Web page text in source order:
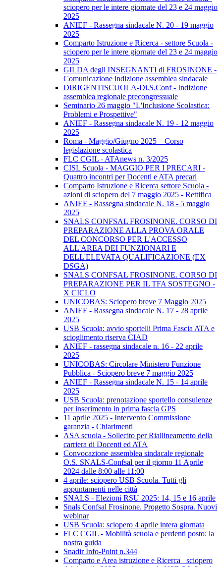
sciopero per le intere giornate del 23 e 24 maggio
2025
ANIEF - Rassegna sindacale N. 20 - 19 maggio
2025
Comparto Istruzione e Ricerca - settore Scuola -
sciopero per le intere giornate del 23 e 24 maggio
2025
GILDA degli INSEGNANTI di FROSINONE -
Comunicazione indizione assemblea sindacale
DIRIGENTISCUOLA-Di.S.Conf - Indizione
assemblea regionale precongressuale
Seminario 26 maggio "L'Inclusione Scolastica:
Problemi e Prospettive"
ANIEF - Rassegna sindacale N. 19 - 12 maggio
2025
Roma - Maggio/Giugno 2025 – Corso
legislazione scolastica
FLC CGIL - ATAnews n. 3/2025
CISL Scuola - MAGGIO PER I PRECARI -
Quattro incontri per Docenti e ATA precari
Comparto Istruzione e Ricerca settore Scuola -
azioni di sciopero del 7 maggio 2025 - Rettifica
ANIEF - Rassegna sindacale N. 18 - 5 maggio
2025
SNALS CONFSAL FROSINONE. CORSO DI
PREPARAZIONE ALLA PROVA ORALE
DEL CONCORSO PER L'ACCESSO
ALL'AREA DEI FUNZIONARI E
DELL'ELEVATA QUALIFICAZIONE (EX
DSGA)
SNALS CONFSAL FROSINONE. CORSO DI
PREPARAZIONE PER IL TFA SOSTEGNO -
X CICLO
UNICOBAS: Sciopero breve 7 Maggio 2025
ANIEF - Rassegna sindacale N. 17 - 28 aprile
2025
USB Scuola: avvio sportelli Prima Fascia ATA e
scioglimento riserva CIAD
ANIEF - rassegna sindacale n. 16 - 22 aprile
2025
UNICOBAS: Circolare Ministero Funzione
Pubblica - Sciopero breve 7 maggio 2025
ANIEF - Rassegna sindacale N. 15 - 14 aprile
2025
USB Scuola: prenotazione sportello consulenze
per inserimento in prima fascia GPS
11 aprile 2025 - Intervento Commissione
garanzia - Chiarimenti
ASA scuola - Sollecito per Riallineamento della
carriera di Docenti ed ATA
Convocazione assemblea sindacale regionale
O.S. SNALS-Confsal per il giorno 11 Aprile
2024 dalle 8:00 alle 11:00
4 aprile: sciopero USB Scuola. Tutti gli
appuntamenti nelle città
SNALS - Elezioni RSU 2025: 14, 15 e 16 aprile
Snals Confsal Frosinone. Progetto Sospra. Nuovi
webinar
USB Scuola: sciopero 4 aprile intera giornata
FLC CGIL - Mobilità scuola e perdenti posto: la
nostra guida
Snadir Info-Point n.344
Comparto e Area istruzione e Ricerca_ sciopero